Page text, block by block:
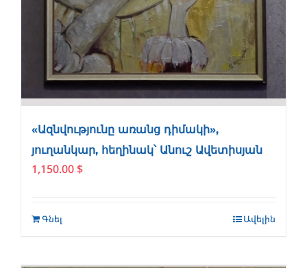
«Ազնվությունը առանց դիմակի»,
յուղանկար, հեղինակ՝ Անուշ Ավետիսյան
1,150.00 $
Գնել Ավելին